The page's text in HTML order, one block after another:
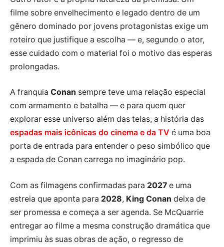
filme sobre envelhecimento e legado dentro de um
gênero dominado por jovens protagonistas exige um
roteiro que justifique a escolha — e, segundo o ator,
esse cuidado com o material foi o motivo das esperas
prolongadas.
A franquia Conan sempre teve uma relação especial
com armamento e batalha — e para quem quer
explorar esse universo além das telas, a história das
espadas mais icônicas do cinema e da TV é uma boa
porta de entrada para entender o peso simbólico que
a espada de Conan carrega no imaginário pop.
Com as filmagens confirmadas para 2027 e uma
estreia que aponta para 2028, King Conan deixa de
ser promessa e começa a ser agenda. Se McQuarrie
entregar ao filme a mesma construção dramática que
imprimiu às suas obras de ação, o regresso de